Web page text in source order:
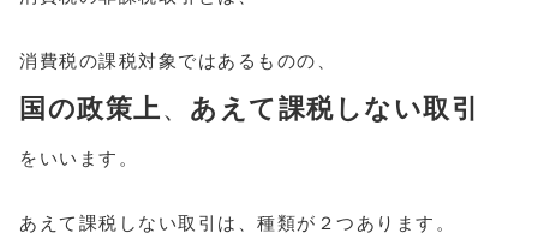
消費税の課税対象ではあるものの、
国 の政策上、 あえて課税しない取引
をいいます。
あえて課税しない取引は、種類が２つあります。